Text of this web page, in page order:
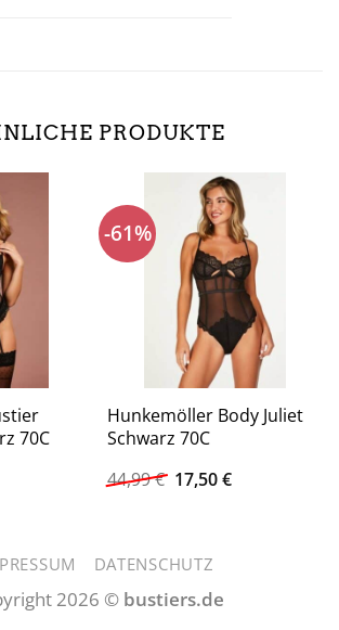
PRODUKTE
70C
-61%
Hunkemöller Body Juliet
Schwarz 70C
44,99€ Ursprünglicher
Preis
17,50€Aktueller
DATENSCHUTZ
2026 © bustiers.de